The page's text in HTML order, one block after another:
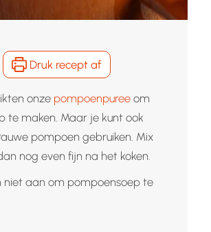
Druk recept af
onze pompoenpureeom
te maken. Maar je kunt ook
pompoen gebruiken. Mix
nog even fijn na het koken.
niet aan om pompoensoep te